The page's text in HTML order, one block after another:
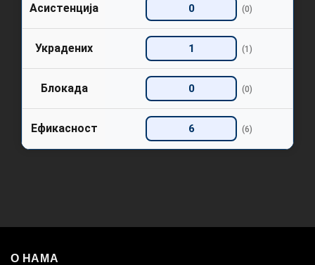
Асистенција 0 (0)
Украдених 1 (1)
Блокада 0 (0)
Ефикасност 6 (6)
О НАМА